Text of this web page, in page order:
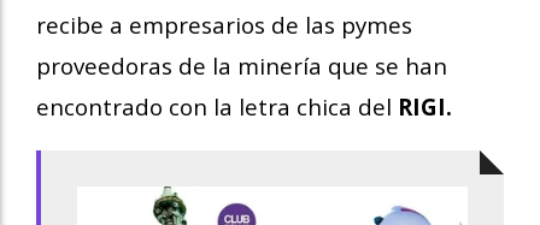
recibe a empresarios de las pymes
proveedoras de la minería que se han
encontrado con la letra chica del RIGI.